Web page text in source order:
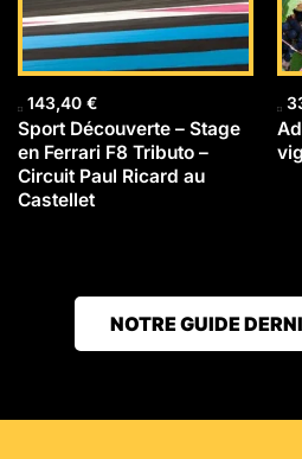
143,40 €
Sport Découverte – Stage
en Ferrari F8 Tributo –
Circuit Paul Ricard au
Castellet
NOTRE GUIDE